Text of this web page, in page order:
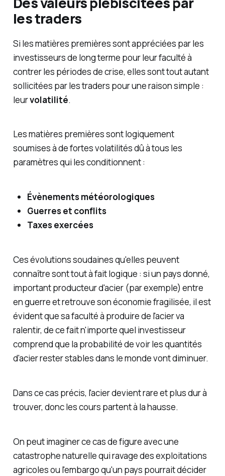
les traders
Si les matières premières sont appréciées par les
investisseurs de long terme pour leur faculté à
contrer les périodes de crise, elles sont tout autant
sollicitées par les traders pour une raison simple :
leurvolatilité.
Les matières premières sont logiquement
soumises à de fortes volatilités dû à tous les
paramètres qui les conditionnent :
Évènements météorologiques
Guerres et conflits
Taxes exercées
Ces évolutions soudaines qu'elles peuvent
connaître sont tout à fait logique : si un pays donné,
important producteur d'acier (par exemple) entre
en guerre et retrouve son économie fragilisée, il est
évident que sa faculté à produire de l'acier va
ralentir, de ce fait n'importe quel investisseur
comprend que la probabilité de voir les quantités
d'acier rester stables dans le monde vont diminuer.
Dans ce cas précis, l'acier devient rare et plus dur à
trouver, donc les cours partent à la hausse.
On peut imaginer ce cas de figure avec une
catastrophe naturelle qui ravage des exploitations
agricoles ou l'embargo qu'un pays pourrait décider